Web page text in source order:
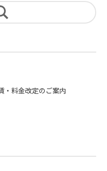
・料金改定のご案内